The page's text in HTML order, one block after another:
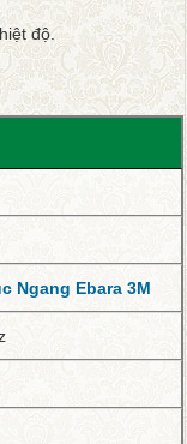
độ.
Ngang Ebara 3M